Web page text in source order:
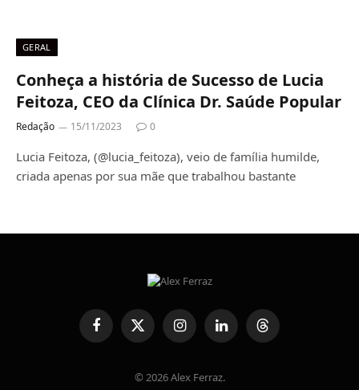
GERAL
Conheça a história de Sucesso de Lucia
Feitoza, CEO da Clínica Dr. Saúde Popular
Redação 15/11/2023 0
Lucia Feitoza, (@lucia_feitoza), veio de família humilde,
criada apenas por sua mãe que trabalhou bastante
FacebookX
(Twitter)
InstagramLinkedInThreads
© 2026 Alex Ferraz.